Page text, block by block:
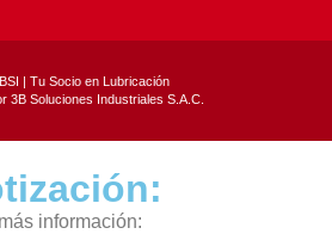
| Tu Socio en Lubricación
3B Soluciones Industriales S.A.C.
información: